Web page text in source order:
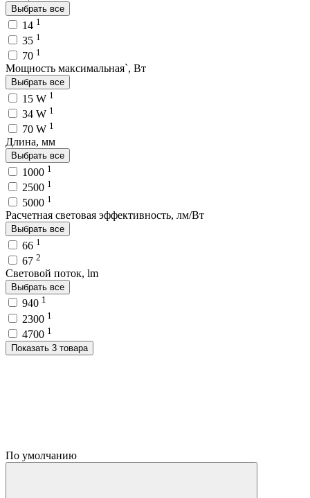
Выбрать все
14 1
35 1
70 1
Мощность максимальная`, Вт
Выбрать все
15 W 1
34 W 1
70 W 1
Длина, мм
Выбрать все
1000 1
2500 1
5000 1
Расчетная световая эффективность, лм/Вт
Выбрать все
66 1
67 2
Световой поток, lm
Выбрать все
940 1
2300 1
4700 1
Показать 3 товара
По умолчанию